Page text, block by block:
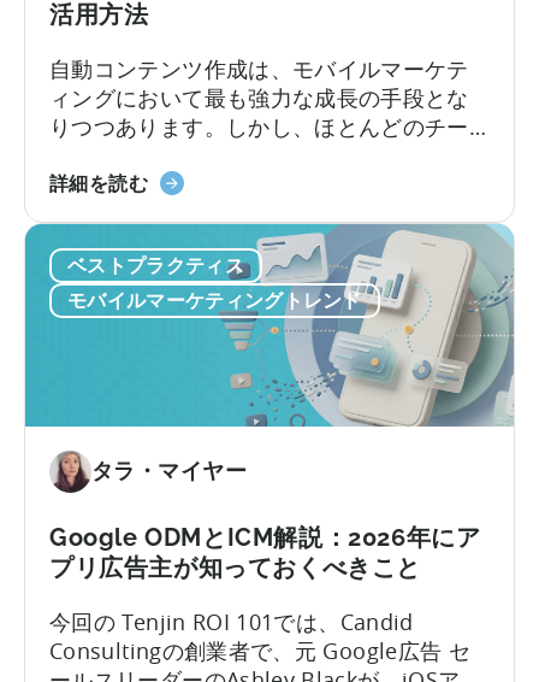
い」
に
つ
い
て
活用方法
自動コンテンツ作成は、モバイルマーケテ
ィングにおいて最も強力な成長の手段とな
りつつあります。しかし、ほとんどのチー
す。加速し続けるコンテンツサイクルに追
ームにわたるコンテンツのアイデア出し、
スクリプト作成、編集、公開を手作業で行
っているのです。
詳細を読む「モ
ル
マ
ー
グ
お
い
て
OpenClaw
と
AI
ベストプラクティス
モバイルマーケティングトレンド
タラ・マイヤー
Google ODMとICM解説：2026年にア
プリ広告主が知っておくべきこと
今回の Tenjin ROI 101では、Candid
Consultingの創業者で、元 Google広告 セ